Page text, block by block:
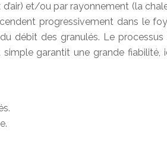
et/ou par rayonnement (la
progressivement dans le
débit des granulés. Le
garantit une grande fiabilité,